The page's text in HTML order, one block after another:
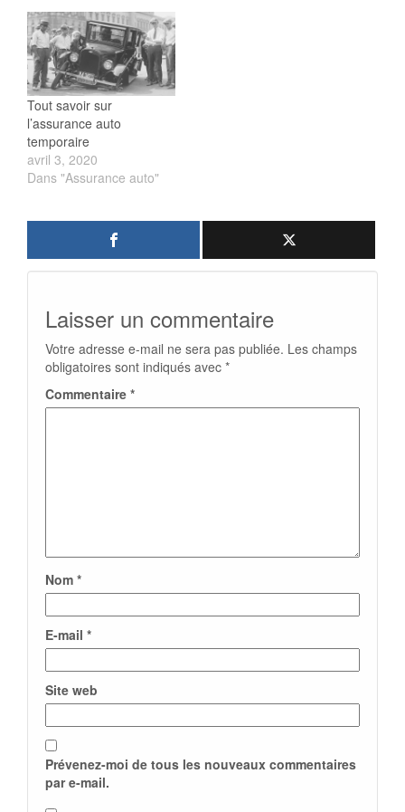
Tout savoir sur
l’assurance auto
temporaire
avril 3, 2020
Dans "Assurance auto"
Laisser un commentaire
Votre adresse e-mail ne sera pas publiée. Les champs
obligatoires sont indiqués avec *
Commentaire *
Nom *
E-mail *
Site web
Prévenez-moi de tous les nouveaux commentaires
par e-mail.